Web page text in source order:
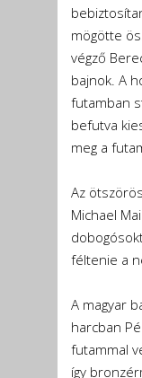
mögötte
végző
bajnok. A
futamban
befutva
meg a
Az
Michael
féltenie a
A magyar
harcban
futammal
így